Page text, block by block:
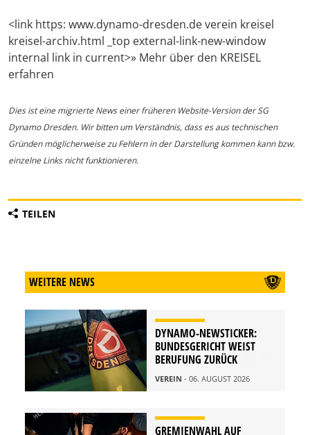
<link https: www.dynamo-dresden.de verein kreisel
kreisel-archiv.html _top external-link-new-window
internal link in current>» Mehr über den KREISEL
erfahren
Dies ist eine migrierte News einer früheren Website-Version der SG
Dynamo Dresden. Wir bitten um Verständnis, dass es aus technischen
Gründen möglicherweise zu Fehlern in der Darstellung kommen kann bzw.
einzelne Links nicht funktionieren.
TEILEN
WEITERE NEWS
DYNAMO-NEWSTICKER:
BUNDESGERICHT WEIST
BERUFUNG ZURÜCK
VEREIN - 06. AUGUST 2026
GREMIENWAHL AUF